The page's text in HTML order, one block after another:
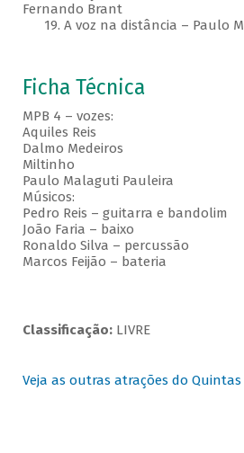
Fernando Brant
19. A voz na distância – Paulo
Ficha Técnica
MPB 4 – vozes:
Aquiles Reis
Dalmo Medeiros
Miltinho
Paulo Malaguti Pauleira
Músicos:
Pedro Reis – guitarra e bandolim
João Faria – baixo
Ronaldo Silva – percussão
Marcos Feijão – bateria
Classificação: LIVRE
Veja as outras atrações do Quintas